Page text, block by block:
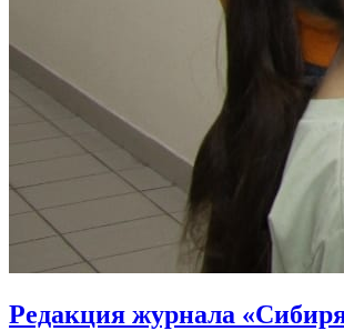
Редакция журнала